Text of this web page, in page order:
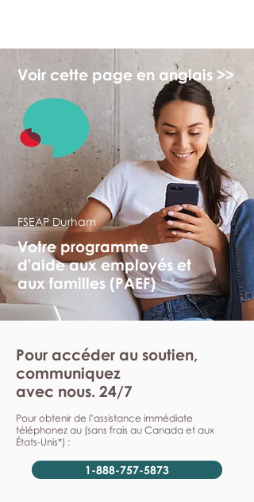
Voir cette page en anglais >>
FSEAP Durham
Votre programme
d'aide aux employés et
aux familles (PAEF)
Pour accéder au soutien,
communiquez
avec nous. 24/7
Pour obtenir de l’assistance immédiate
téléphonez au (sans frais au Canada et aux
États-Unis*) :
1-888-757-5873